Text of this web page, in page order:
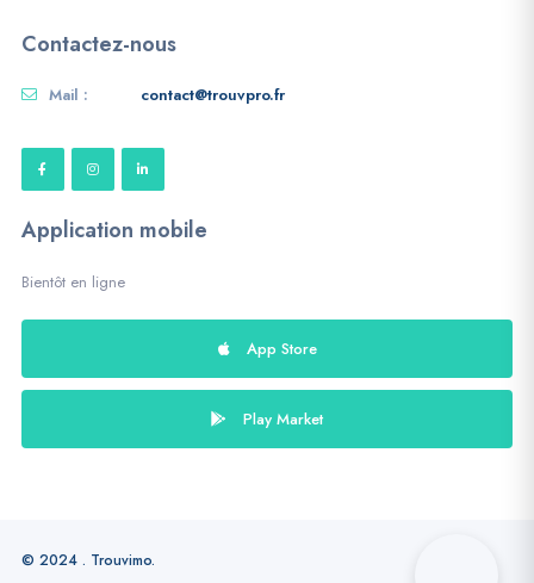
Contactez-nous
Mail : contact@trouvpro.fr
Application mobile
Bientôt en ligne
App Store
Play Market
© 2024 . Trouvimo.